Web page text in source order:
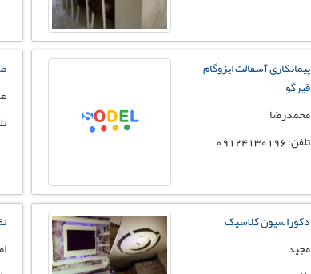
پیمانکاری آسفالت ایزوگام
قیرگو
محمدرضا
تلفن: 09124130196
دکوراسیون کلاسیک
مجید